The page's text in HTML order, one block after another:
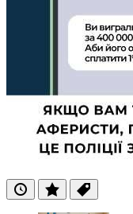
ОстанніПопулярні
Теги